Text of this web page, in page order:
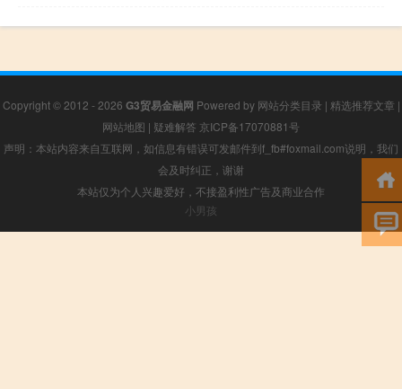
Copyright © 2012 - 2026 G3贸易金融网 Powered by 网站分类目录 | 精选推荐文章 |
网站地图 | 疑难解答 京ICP备17070881号
声明：本站内容来自互联网，如信息有错误可发邮件到f_fb#foxmail.com说明，我们
会及时纠正，谢谢
本站仅为个人兴趣爱好，不接盈利性广告及商业合作
小男孩